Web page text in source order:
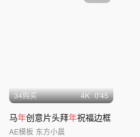
新年快闪
34购买 4K 0'45
马年创意片头拜年祝福边框
AE模板 东方小晨